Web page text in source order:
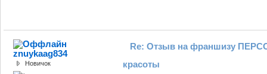
znuykaag834
Новичок
Re: Отзыв на франшизу
красоты